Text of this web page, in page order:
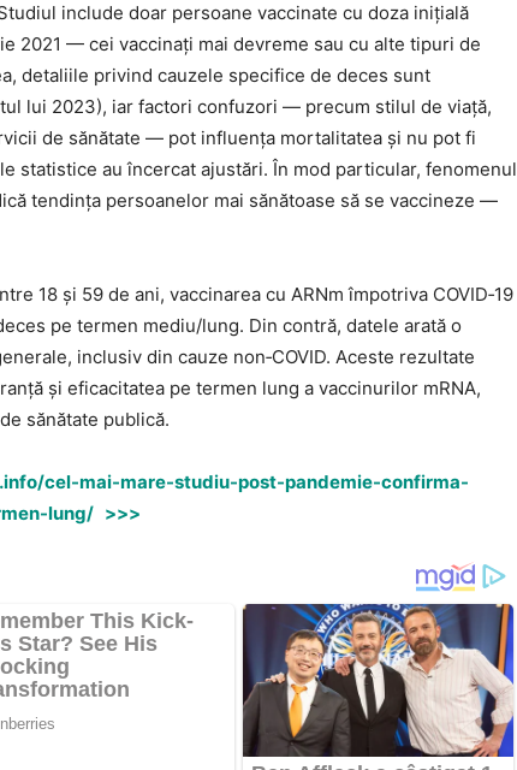
include doar persoane vaccinate cu doza inițială
2021 — cei vaccinați mai devreme sau cu alte tipuri de
detaliile privind cauzele specifice de deces sunt
lui 2023), iar factori confuzori — precum stilul de viață,
de sănătate — pot influența mortalitatea și nu pot fi
statistice au încercat ajustări. În mod particular, fenomenul
tendința persoanelor mai sănătoase să se vaccineze —
18 şi 59 de ani, vaccinarea cu ARNm împotriva COVID‑19
pe termen mediu/lung. Din contră, datele arată o
inclusiv din cauze non‑COVID. Aceste rezultate
şi eficacitatea pe termen lung a vaccinurilor mRNA,
sănătate publică.
cel-mai-mare-studiu-post-pandemie-confirma-
lung/ >>>